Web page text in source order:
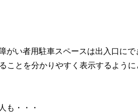
がい者用駐車スペースは出入口にで
ことを分かりやすく表示するように
も・・・